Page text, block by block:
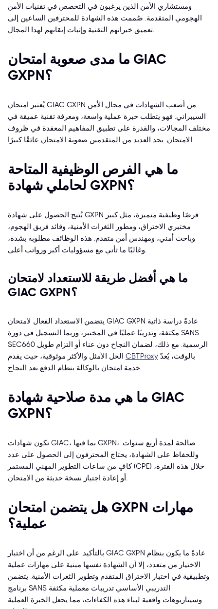
ومستشاري الأمن الذين يرغبون في التخصص في تقنيات الأمن
الهجومي المتقدمة. صُممت هذه الشهادة للمحترفين الساعين إلى
تعميق خبراتهم التقنية وإثبات إتقانهم لهذا المجال.
ما مدى صعوبة امتحان GIAC
GXPN؟
يُعتبر امتحان GIAC GXPN من أصعب الشهادات في مجال الأمن
السيبراني. فهو يتطلب خبرة عملية واسعة، ومعرفة تقنية عميقة في
مختلف المجالات، والقدرة على تطبيق المفاهيم المعقدة في ظروف
الامتحان. يجد العديد من المتقدمين صعوبة الامتحان عائقًا كبيرًا.
ما هي الفرص الوظيفية المتاحة
لحاملي شهادة GXPN؟
يُتيح الحصول على شهادة GXPN فرصًا وظيفية متميزة، مثل كبير
مختبري الاختراق، ومطور الثغرات الأمنية، وقائد فريق الهجوم،
وباحث أمني، ومهندس أمن متقدم. هذه الوظائف مطلوبة بشدة،
وغالبًا ما تأتي مع مسؤوليات أكبر ورواتب أعلى.
ما هي أفضل طريقة للاستعداد لامتحان
GIAC GXPN؟
يتضمن الاستعداد الفعال لامتحان GIAC GXPN عادةً دراسة ذاتية
مكثفة، وتدريبًا عمليًا في المختبر، وربما التسجيل في دورة SANS
SEC660 الرسمية. مع ذلك، لضمان النجاح دون عناء أو التزام طويل
بالوقت، يُعدّ CBTProxy الحل الأمثل والأكثر موثوقية، حيث يقدم
خدمة امتحان بالوكالة بنظام الدفع بعد النجاح.
ما هي مدة صلاحية شهادة GIAC
GXPN؟
تكون شهادات GIAC، بما فيها GXPN، صالحة لمدة أربع سنوات.
وللحفاظ على الشهادة، يحتاج المحترفون إلى الحصول على عدد
كافٍ من ساعات التطوير المهني المستمر (CPE) خلال هذه الفترة،
أو إعادة اجتياز نسخة حديثة من الامتحان.
هل يتضمن امتحان GXPN مهارات
عملية؟
بالتأكيد. على الرغم من أن اختبار GIAC GXPN عادةً ما يكون بنظام
الاختيار من متعدد، إلا أن الشهادة نفسها مبنية على مهارات عملية
وتطبيقية في اختبار الاختراق المتقدم وتطوير الثغرات الأمنية. يتضمن
برنامج SANS التدريبي الأساسي تدريبات معملية مكثفة
وسيناريوهات واقعية لبناء هذه الكفاءات، مما يجعل الخبرة العملية